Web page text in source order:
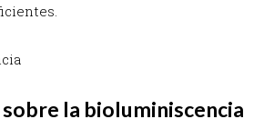
la bioluminiscencia